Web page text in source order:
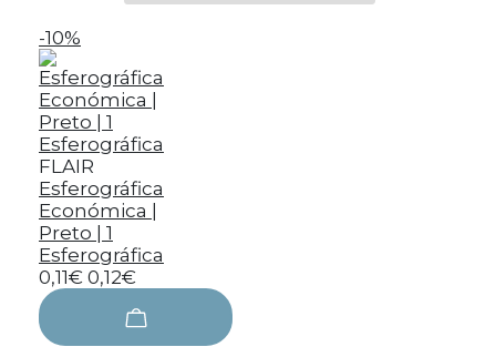
-10%
FLAIR
Esferográfica
Económica |
Preto | 1
Esferográfica
0,11€ 0,12€